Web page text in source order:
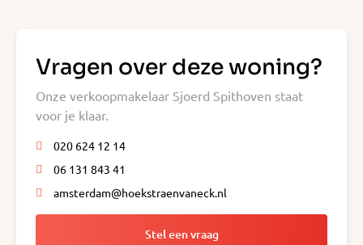
Vragen over deze woning?
Onze verkoopmakelaar Sjoerd Spithoven staat
voor je klaar.
020 624 12 14
06 131 843 41
amsterdam@hoekstraenvaneck.nl
Stel een vraag